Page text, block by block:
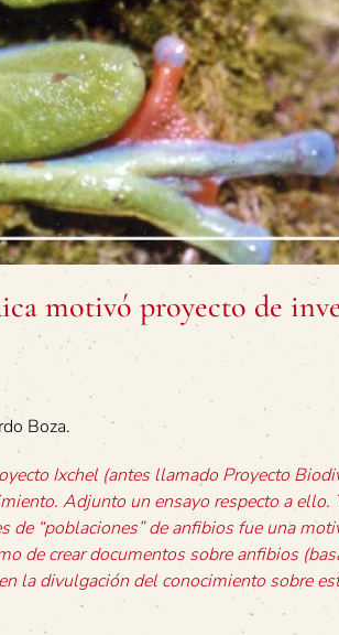
motivó proyecto de
Boza.
Ixchel (antes llamado Proyecto
Adjunto un ensayo respecto a ello.
“poblaciones” de anfibios fue una
de crear documentos sobre anfibios
la divulgación del conocimiento sobre